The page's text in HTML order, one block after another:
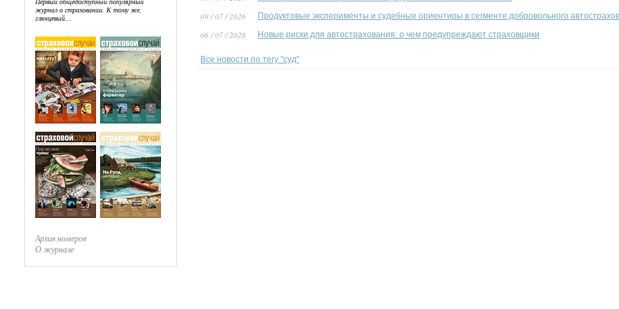
журнал о страховании. К тому же,
глянцевый...
Архив номеров
О журнале
09 / 07 / 2026 Продуктовые эксперименты и судебные ориентиры в сегменте добровольного
06 / 07 / 2026 Новые риски для автострахования: о чем предупреждают страховщики
Все новости по тегу "суд"